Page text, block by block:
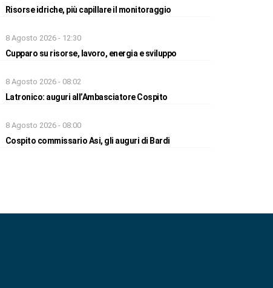
Risorse idriche, più capillare il monitoraggio
8 Agosto 2026 - 12:30
Cupparo su risorse, lavoro, energia e sviluppo
8 Agosto 2026 - 08:02
Latronico: auguri all’Ambasciatore Cospito
8 Agosto 2026 - 08:00
Cospito commissario Asi, gli auguri di Bardi